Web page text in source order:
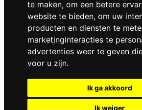
te maken, om een betere
website te bieden, om uw
producten en diensten te
marketinginteracties te
advertenties weer te geven
voor u zijn.
Ik ga akkoord
Ik weiger